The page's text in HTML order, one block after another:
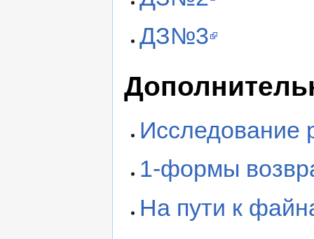
ДЗ№3
Исследование
1-формы
На пути к